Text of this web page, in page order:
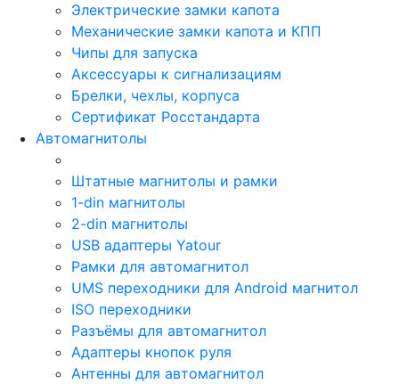
Электрические замки капота
Механические замки капота и КПП
Чипы для запуска
Аксессуары к сигнализациям
Брелки, чехлы, корпуса
Сертификат Росстандарта
Автомагнитолы
Штатные магнитолы и рамки
1-din магнитолы
2-din магнитолы
USB адаптеры Yatour
Рамки для автомагнитол
UMS переходники для Android магнитол
ISO переходники
Разъёмы для автомагнитол
Адаптеры кнопок руля
Антенны для автомагнитол